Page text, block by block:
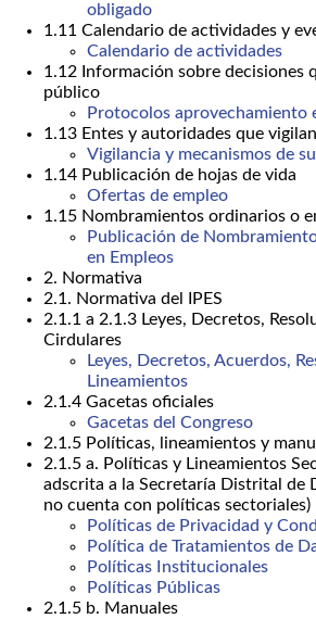
obligado
1.11 Calendario de actividades y
Calendario de actividades
1.12 Información sobre decisiones
público
Protocolos aprovechamiento
1.13 Entes y autoridades que
Vigilancia y mecanismos de
1.14 Publicación de hojas de vida
Ofertas de empleo
1.15 Nombramientos ordinarios o
Publicación de
en Empleos
2. Normativa
2.1. Normativa del IPES
2.1.1 a 2.1.3 Leyes, Decretos,
Cirdulares
Leyes, Decretos, Acuerdos,
Lineamientos
2.1.4 Gacetas oficiales
Gacetas del Congreso
2.1.5 Políticas, lineamientos y
2.1.5 a. Políticas y Lineamientos
adscrita a la Secretaría Distrital de
no cuenta con políticas sectoriales)
Políticas de Privacidad y
Política de Tratamientos de
Políticas Institucionales
Políticas Públicas
2.1.5 b. Manuales